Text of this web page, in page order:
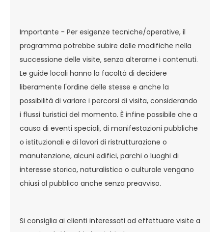
Importante - Per esigenze tecniche/operative, il
programma potrebbe subire delle modifiche nella
successione delle visite, senza alterarne i contenuti.
Le guide locali hanno la facoltà di decidere
liberamente l'ordine delle stesse e anche la
possibilità di variare i percorsi di visita, considerando
i flussi turistici del momento. È infine possibile che a
causa di eventi speciali, di manifestazioni pubbliche
o istituzionali e di lavori di ristrutturazione o
manutenzione, alcuni edifici, parchi o luoghi di
interesse storico, naturalistico o culturale vengano
chiusi al pubblico anche senza preavviso.
Si consiglia ai clienti interessati ad effettuare visite a